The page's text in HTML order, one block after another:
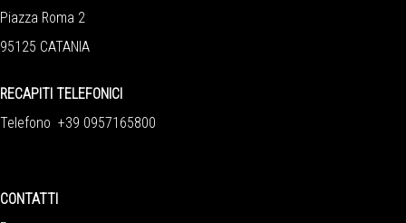
Piazza Roma 2
95125 CATANIA
RECAPITI TELEFONICI
Telefono +39 0957165800
CONTATTI